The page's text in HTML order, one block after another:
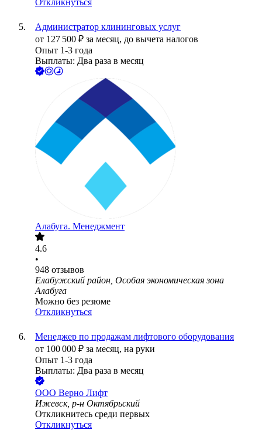
Откликнуться
Администратор клининговых услуг
от 127 500 ₽ за месяц, до вычета налогов
Опыт 1-3 года
Выплаты: Два раза в месяц
Алабуга. Менеджмент
4.6
•
948 отзывов
Елабужский район, Особая экономическая зона
Алабуга
Можно без резюме
Откликнуться
Менеджер по продажам лифтового оборудования
от 100 000 ₽ за месяц, на руки
Опыт 1-3 года
Выплаты: Два раза в месяц
ООО Верно Лифт
Ижевск, р-н Октябрьский
Откликнитесь среди первых
Откликнуться